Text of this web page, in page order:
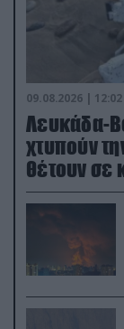
09.08.2026 | 12:02
Λευκάδα-
χτυπούν
θέτουν σε
του ΝΑΤΟ